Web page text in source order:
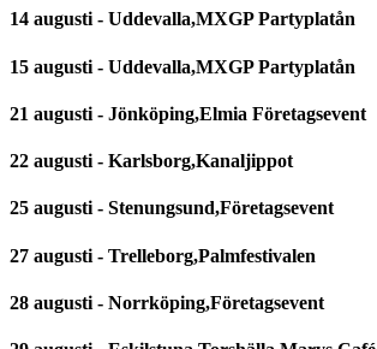
14 augusti - Uddevalla,MXGP Partyplatån
15 augusti - Uddevalla,MXGP Partyplatån
21 augusti - Jönköping,Elmia Företagsevent
22 augusti - Karlsborg,Kanaljippot
25 augusti - Stenungsund,Företagsevent
27 augusti - Trelleborg,Palmfestivalen
28 augusti - Norrköping,Företagsevent